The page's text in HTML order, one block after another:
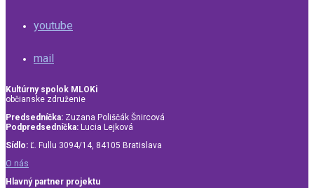
youtube
mail
Kultúrny spolok MLOKi
občianske združenie
Predsedníčka: Zuzana Poliščák Šnircová
Podpredsedníčka: Lucia Lejková
Sídlo: Ľ. Fullu 3094/14, 84105 Bratislava
O nás
Hlavný partner projektu